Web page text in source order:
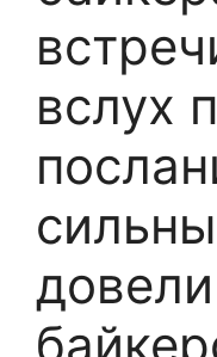
вслух